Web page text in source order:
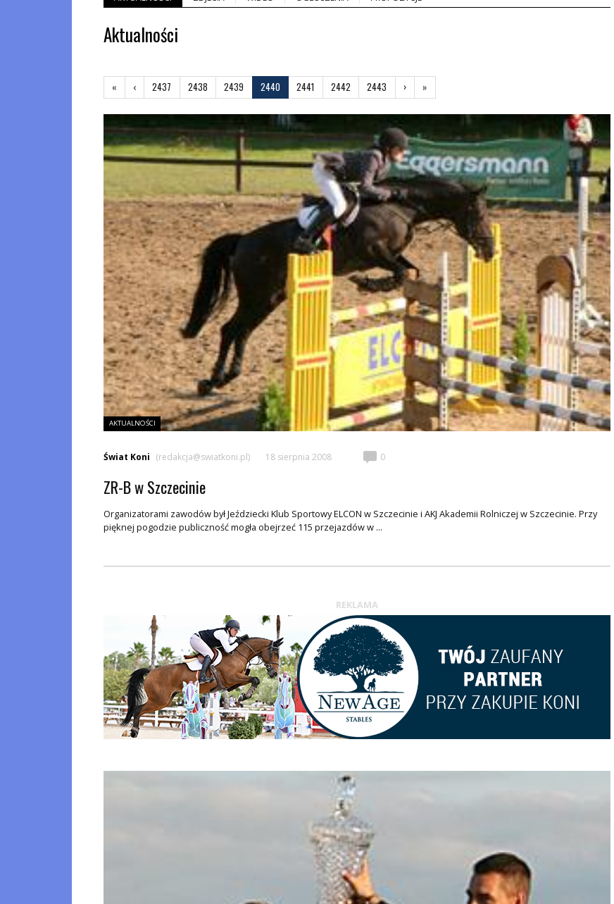
Aktualności
« Pierwsza
‹Poprzednia
2437 2438 2439 2440 2441 2442 2443 ›Następna
»
AKTUALNOŚCI
Świat Koni (redakcja@swiatkoni.pl) 18 sierpnia 2008 0
ZR-B w Szczecinie
Organizatorami zawodów był Jeździecki Klub Sportowy ELCON w Szczecinie i AKJ Akademii Rolniczej w Szczecinie. Przy
pięknej pogodzie publiczność mogła obejrzeć 115 przejazdów w ...
REKLAMA